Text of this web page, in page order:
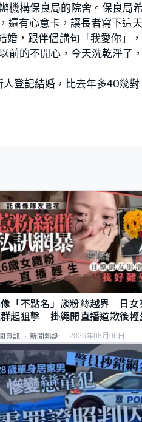
機構保良局的院舍。保良局
還有心意卡，讓長者寫下這
婚，跟伴侶講句「我愛你」
前的不開心，今天洗乾淨了
登記結婚，比去年多40幾對
「不點名」談粉絲越界 日女
起狙擊 掛繩開直播道歉後輕
資訊 新聞熱話 2026年08月06日